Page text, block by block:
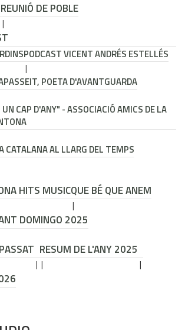
REUNIÓ DE POBLE
PODCAST VICENT ANDRÉS ESTELLÉS
POETA D'AVANTGUARDA
CAP D'ANY" - ASSOCIACIÓ AMICS DE LA
CATALANA AL LLARG DEL TEMPS
HITS MUSICQUE BÉ QUE ANEM
DOMINGO 2025
RESUM DE L'ANY 2025